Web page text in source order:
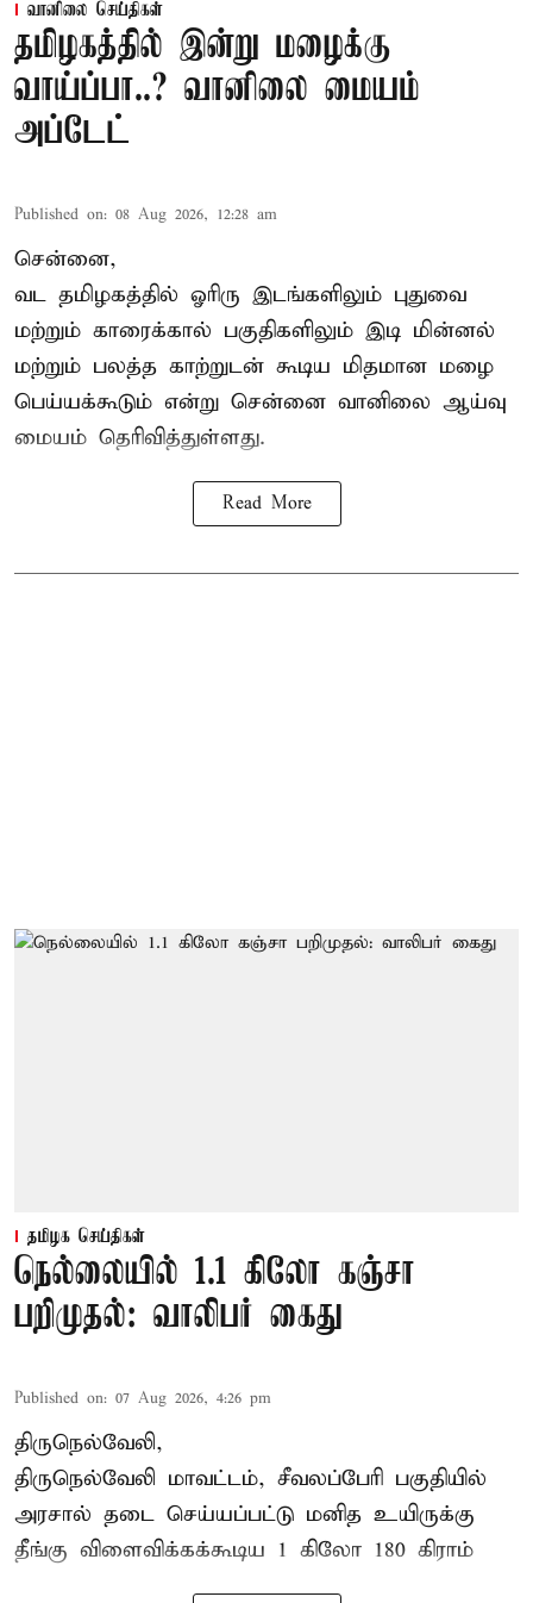
வானிலை செய்திகள்
தமிழகத்தில் இன்று மழைக்கு
வாய்ப்பா..? வானிலை மையம்
அப்டேட்
Published on: 08 Aug 2026, 12:28 am
சென்னை,
வட தமிழகத்தில் ஓரிரு இடங்களிலும் புதுவை
மற்றும் காரைக்கால் பகுதிகளிலும் இடி மின்னல்
மற்றும் பலத்த காற்றுடன் கூடிய மிதமான மழை
பெய்யக்கூடும் என்று சென்னை வானிலை ஆய்வு
மையம் தெரிவித்துள்ளது.
Read More
தமிழக செய்திகள்
நெல்லையில் 1.1 கிலோ கஞ்சா
பறிமுதல்: வாலிபர் கைது
Published on: 07 Aug 2026, 4:26 pm
திருநெல்வேலி,
திருநெல்வேலி மாவட்டம், சீவலப்பேரி பகுதியில்
அரசால் தடை செய்யப்பட்டு மனித உயிருக்கு
தீங்கு விளைவிக்கக்கூடிய 1 கிலோ 180 கிராம்